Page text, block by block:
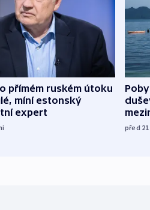
přímém ruském útoku
míní estonský
expert
před 21